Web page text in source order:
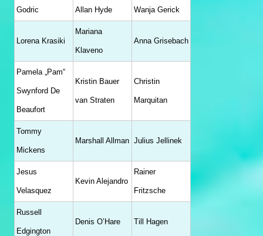
Godric Allan Hyde Wanja Gerick
Lorena Krasiki
Mariana
Klaveno
Anna Grisebach
Pamela „Pam“
Swynford De
Beaufort
Kristin Bauer
van Straten
Christin
Marquitan
Tommy
Mickens
Marshall Allman Julius Jellinek
Jesus
Velasquez
Kevin Alejandro
Rainer
Fritzsche
Russell
Edgington
Denis O’Hare Till Hagen